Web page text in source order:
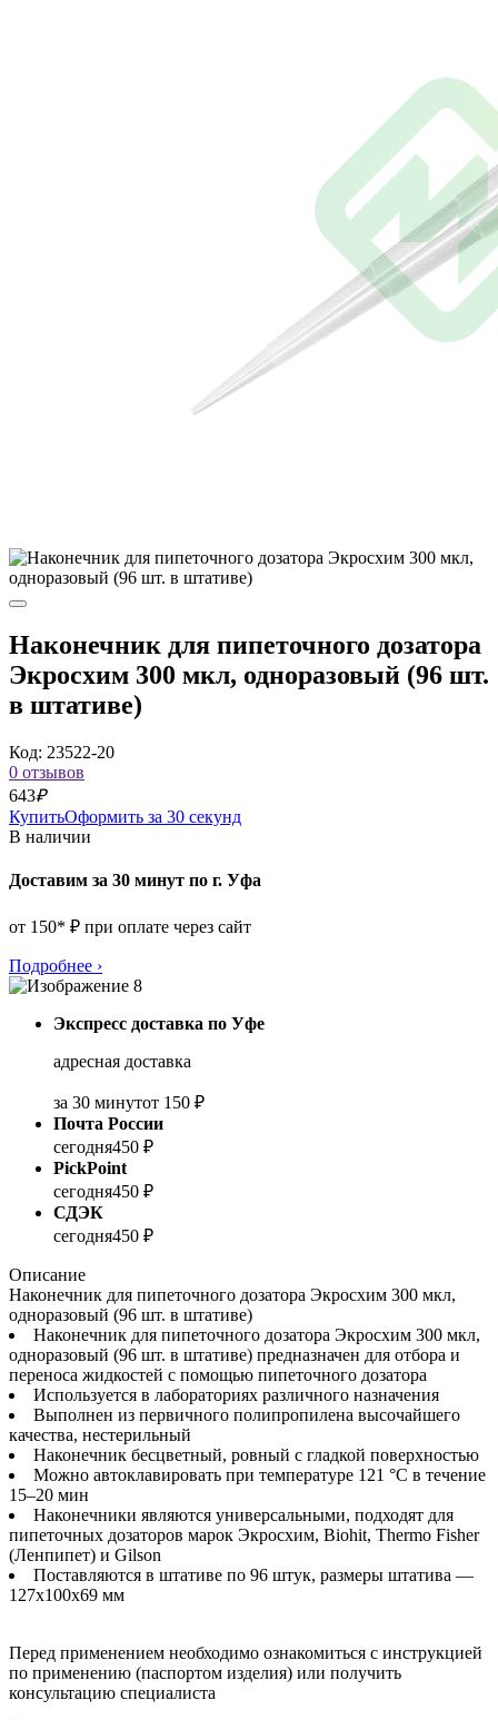
Наконечник для пипеточного дозатора
Экросхим 300 мкл, одноразовый (96 шт.
в штативе)
Код: 23522-20
0 отзывов
643₽
КупитьОформить за 30 секунд
В наличии
Доставим за 30 минут по г. Уфа
от 150* ₽ при оплате через сайт
Подробнее ›
Экспресс доставка по Уфе
адресная доставка
за 30 минутот 150 ₽
Почта России
сегодня450 ₽
PickPoint
сегодня450 ₽
СДЭК
сегодня450 ₽
Описание
Наконечник для пипеточного дозатора Экросхим 300 мкл,
одноразовый (96 шт. в штативе)
Наконечник для пипеточного дозатора Экросхим 300 мкл,
одноразовый (96 шт. в штативе) предназначен для отбора и
переноса жидкостей с помощью пипеточного дозатора
Используется в лабораториях различного назначения
Выполнен из первичного полипропилена высочайшего
качества, нестерильный
Наконечник бесцветный, ровный с гладкой поверхностью
Можно автоклавировать при температуре 121 °С в течение
15–20 мин
Наконечники являются универсальными, подходят для
пипеточных дозаторов марок Экросхим, Biohit, Thermo Fisher
(Ленпипет) и Gilson
Поставляются в штативе по 96 штук, размеры штатива —
127x100x69 мм
Перед применением необходимо ознакомиться с инструкцией
по применению (паспортом изделия) или получить
консультацию специалиста